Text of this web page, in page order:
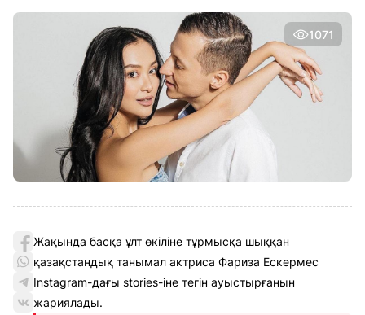
1071
Жақында басқа ұлт өкіліне тұрмысқа шыққан
қазақстандық танымал актриса Фариза Ескермес
Instagram-дағы stories-іне тегін ауыстырғанын
жариялады.